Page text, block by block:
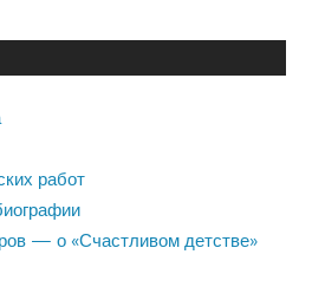
работ
— о «Счастливом детстве»